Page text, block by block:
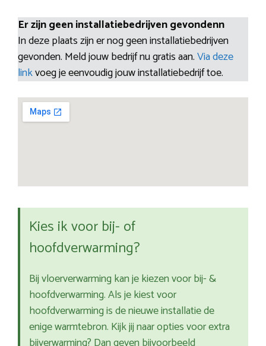
Er zijn geen installatiebedrijven gevondenn
In deze plaats zijn er nog geen installatiebedrijven
gevonden. Meld jouw bedrijf nu gratis aan.Via deze
linkvoeg je eenvoudig jouw installatiebedrijf toe.
Kies ik voor bij- of
hoofdverwarming?
Bij vloerverwarming kan je kiezen voor bij- &
hoofdverwarming. Als je kiest voor
hoofdverwarming is de nieuwe installatie de
enige warmtebron. Kijk jij naar opties voor extra